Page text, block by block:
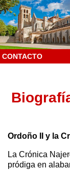
CONTACTO
Ordoño II y la
La Crónica
pródiga en